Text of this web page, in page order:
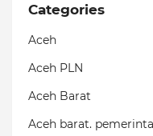
Categories
Aceh
Aceh PLN
Aceh Barat
Aceh barat.